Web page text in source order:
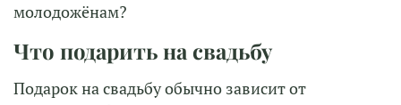
молодожёнам?
Что подарить на свадьбу
Подарок на свадьбу обычно зависит от